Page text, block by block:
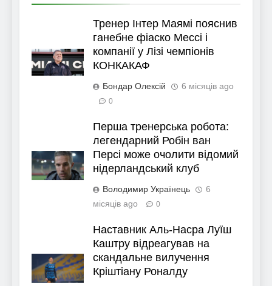
Тренер Інтер Маямі пояснив
ганебне фіаско Мессі і
компанії у Лізі чемпіонів
КОНКАКАФ
Бондар Олексій 6 місяців ago
0
Перша тренерська робота:
легендарний Робін ван
Персі може очолити відомий
нідерландський клуб
Володимир Українець
6
місяців ago
0
Наставник Аль-Насра Луїш
Каштру відреагував на
скандальне вилучення
Кріштіану Роналду